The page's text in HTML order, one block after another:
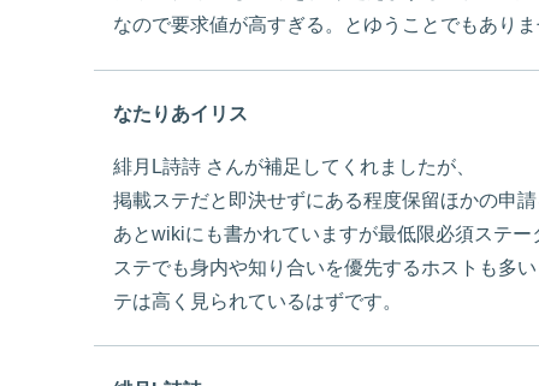
なので要求値が高すぎる。とゆうことでもあり
なたりあイリス
緋月L詩詩 さんが補足してくれましたが、
掲載ステだと即決せずにある程度保留ほかの申
あとwikiにも書かれていますが最低限必須ステ
ステでも身内や知り合いを優先するホストも多
テは高く見られているはずです。